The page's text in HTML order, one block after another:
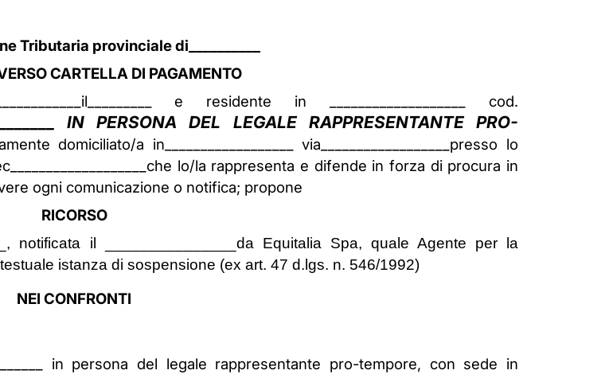
Tributaria provinciale di__________
CARTELLA DI PAGAMENTO
e residente in ___________________ cod.
IN PERSONA DEL LEGALE RAPPRESENTANTE PRO-
domiciliato/a in__________________ via__________________presso lo
lo/la rappresenta e difende in forza di procura in
ogni comunicazione o notifica; propone
RICORSO
notificata il _______________da Equitalia Spa, quale Agente per la
istanza di sospensione (ex art. 47 d.lgs. n. 546/1992)
NEI CONFRONTI
in persona del legale rappresentante pro-tempore, con sede in